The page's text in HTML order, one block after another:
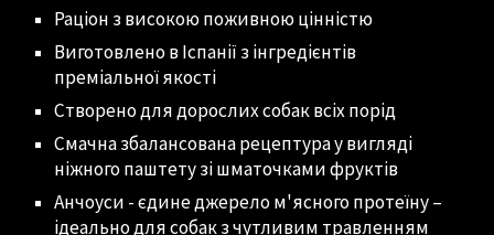
Раціон з високою поживною цінністю
Виготовлено в Іспанії з інгредієнтів
преміальної якості
Створено для дорослих собак всіх порід
Смачна збалансована рецептура у вигляді
ніжного паштету зі шматочками фруктів
Анчоуси - єдине джерело м'ясного протеїну –
ідеально для собак з чутливим травленням